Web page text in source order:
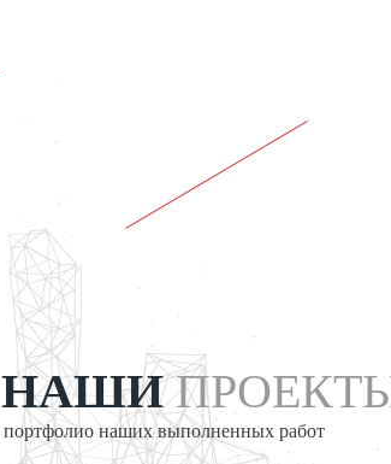
НАШИ
портфолио наших выполненных работ